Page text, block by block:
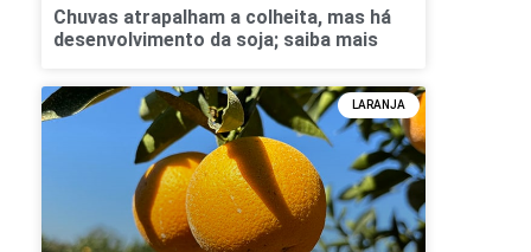
Chuvas atrapalham a colheita, mas há
desenvolvimento da soja; saiba mais
LARANJA